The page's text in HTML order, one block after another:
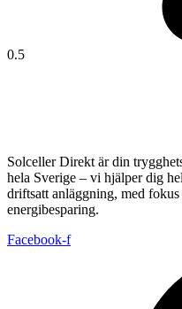
Solceller Direkt är din
hela Sverige – vi hjälper dig
driftsatt anläggning, med
energibesparing.
Facebook-f